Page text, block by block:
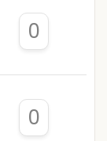
0
0